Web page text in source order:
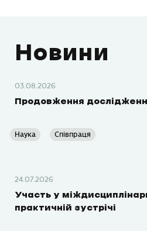
Новини
03.08.2026
Продовження
Наука Співпраця
24.07.2026
Участь у
практичній зустрічі